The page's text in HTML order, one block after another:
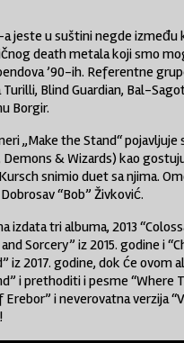
jeste u suštini negde između
death metala koji smo
’90-ih. Referentne
Blind Guardian, Bal-
Borgir.
„Make the Stand“ pojavljuje
Demons & Wizards) kao
snimio duet sa njima.
“Bob” Živković.
izdata tri albuma, 2013
Sorcery” iz 2015. godine i
iz 2017. godine, dok će ovom
i prethoditi i pesme “Where
Erebor” i neverovatna verzija